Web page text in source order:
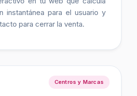
instantánea para el usuario y
para cerrar la venta.
Centros y Marcas